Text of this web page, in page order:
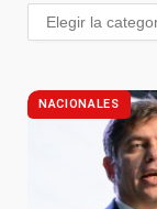
NACIONALES